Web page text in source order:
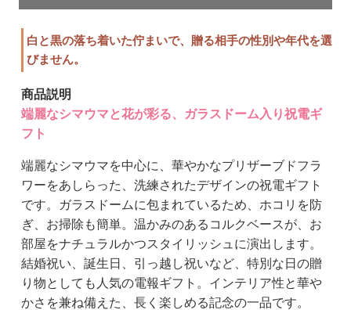
白と黒の落ち着いた佇まいで、贈る相手の性別や年代を選
びません。
商品説明
端麗なシマウマと花が彩る、ガラスドーム入り祝電ギ
フト
端麗なシマウマを中心に、華やかなプリザーブドフラ
ワーをあしらった、洗練されたデザインの祝電ギフト
です。ガラスドームに包まれているため、ホコリを防
ぎ、お掃除も簡単。温かみのあるコルクベースが、お
部屋をナチュラルかつスタイリッシュに演出します。
結婚祝い、誕生日、引っ越し祝いなど、特別な日の贈
り物としても人気の電報ギフト。インテリア性と華や
かさを兼ね備えた、長く楽しめる記念の一品です。